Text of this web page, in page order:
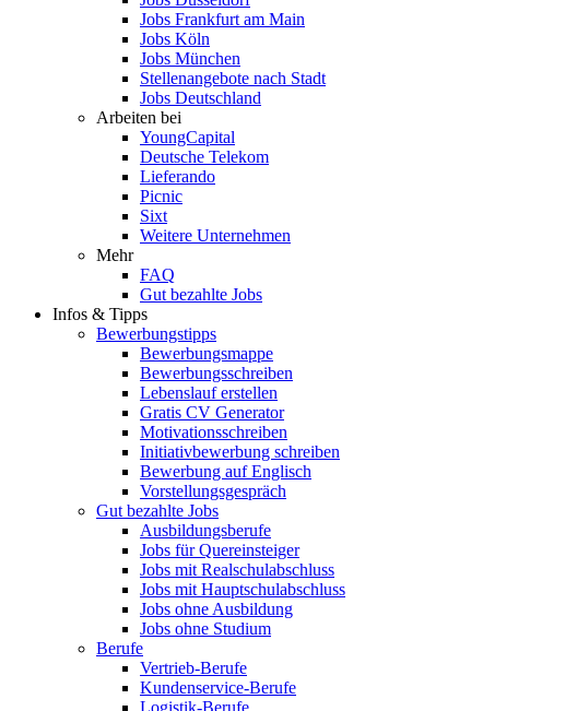
Jobs Frankfurt am Main
Jobs Köln
Jobs München
Stellenangebote nach Stadt
Jobs Deutschland
Arbeiten bei
YoungCapital
Deutsche Telekom
Lieferando
Picnic
Sixt
Weitere Unternehmen
Mehr
FAQ
Gut bezahlte Jobs
Infos & Tipps
Bewerbungstipps
Bewerbungsmappe
Bewerbungsschreiben
Lebenslauf erstellen
Gratis CV Generator
Motivationsschreiben
Initiativbewerbung schreiben
Bewerbung auf Englisch
Vorstellungsgespräch
Gut bezahlte Jobs
Ausbildungsberufe
Jobs für Quereinsteiger
Jobs mit Realschulabschluss
Jobs mit Hauptschulabschluss
Jobs ohne Ausbildung
Jobs ohne Studium
Berufe
Vertrieb-Berufe
Kundenservice-Berufe
Logistik-Berufe